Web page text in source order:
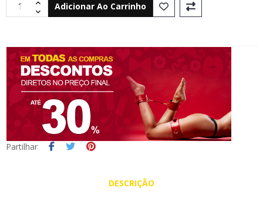
Adicionar Ao Carrinho
Partilhar
DESCRIÇÃO